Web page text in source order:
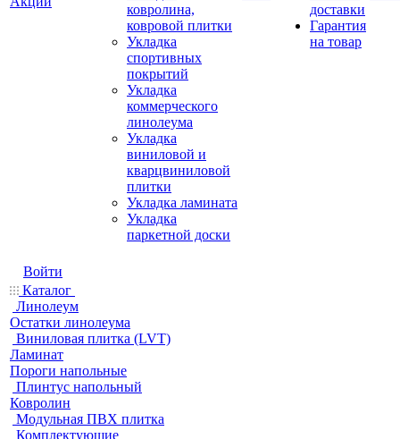
ковролина,
ковровой плитки
Укладка
спортивных
покрытий
Укладка
коммерческого
линолеума
Укладка
виниловой и
кварцвиниловой
плитки
Укладка ламината
Укладка
паркетной доски
доставки
Гарантия
на товар
Войти
Каталог
Линолеум
Остатки линолеума
Виниловая плитка (LVT)
Ламинат
Пороги напольные
Плинтус напольный
Ковролин
Модульная ПВХ плитка
Комплектующие